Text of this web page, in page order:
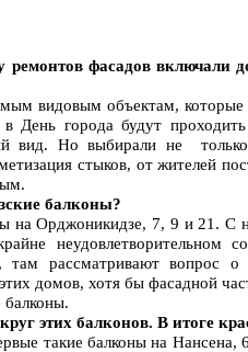
фасадов включали
видовым объектам,
День города будут
вид. Но выбирали не
стыков, от жителей
балконы?
Орджоникидзе, 7, 9 и 21. С
неудовлетворительном
рассматривают вопрос о
домов, хотя бы фасадной
этих балконов. В итоге
такие балконы на Нансена,